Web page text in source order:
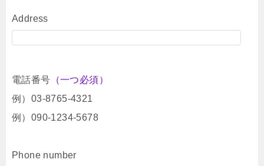
Address
電話番号 （一つ必須）
例）03-8765-4321
例）090-1234-5678
Phone number